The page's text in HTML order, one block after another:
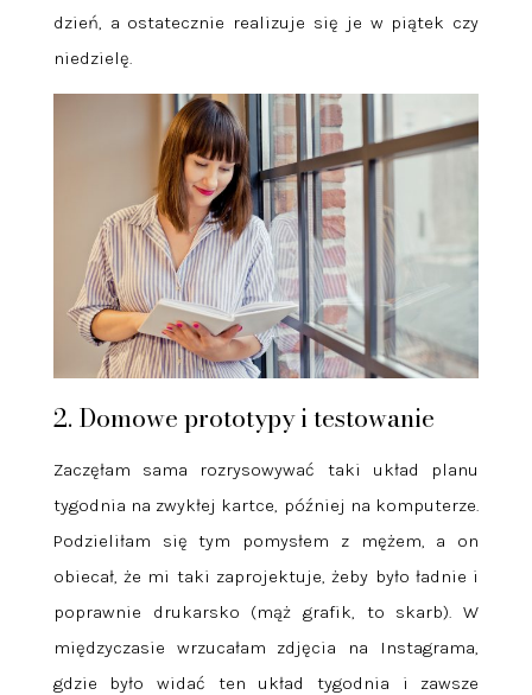
dzień, a ostatecznie realizuje się je w piątek czy
niedzielę.
2. Domowe prototypy i testowanie
Zaczęłam sama rozrysowywać taki układ planu
tygodnia na zwykłej kartce, później na komputerze.
Podzieliłam się tym pomysłem z mężem, a on
obiecał, że mi taki zaprojektuje, żeby było ładnie i
poprawnie drukarsko (mąż grafik, to skarb). W
międzyczasie wrzucałam zdjęcia na Instagrama,
gdzie było widać ten układ tygodnia i zawsze